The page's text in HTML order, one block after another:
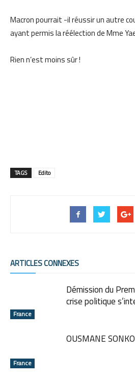
Macron pourrait -il réussir un autre
ayant permis la réélection de Mme
Rien n’est moins sûr !
TAGS Edito
ARTICLES CONNEXES
France
Démission du
crise politique
France
OUSMANE